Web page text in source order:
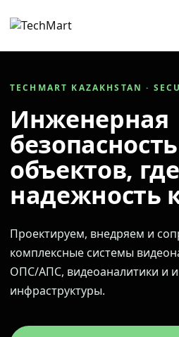
TECHMART KAZAKHSTAN ·
Инженерная
объектов, где
надежность
Проектируем, внедряем и
комплексные системы
ОПС/АПС, видеоаналитики и
инфраструктуры.